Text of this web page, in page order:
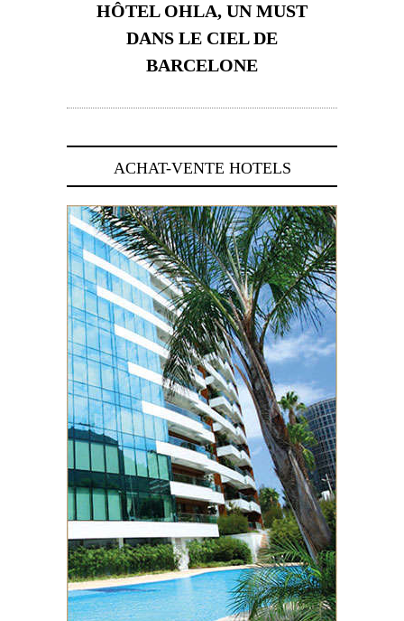
HÔTEL OHLA, UN MUST
DANS LE CIEL DE
BARCELONE
ACHAT-VENTE HOTELS